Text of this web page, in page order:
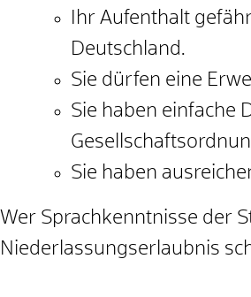
Ihr Aufenthalt
Deutschland.
Sie dürfen eine
Sie haben einfache
Sie haben
Wer Sprachkenntnisse der
Niederlassungserlaubnis